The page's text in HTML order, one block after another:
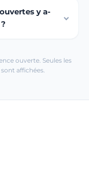
y a-
ouverte. Seules les
affichées.